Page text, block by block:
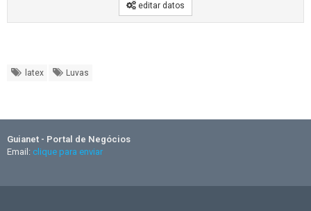
editar datos
latex Luvas
Guianet - Portal de Negócios
Email: clique para enviar